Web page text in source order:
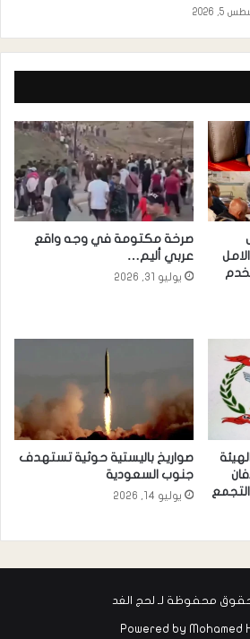
5, 2026
صرخة مكتومة في وجه واقع
عربي أليم…
يوليو 31, 2026
صواريخ باليستية حوثية تستهدف
جنوب السعودية
يوليو 14, 2026
محفوظة لـ لحج الغد
Powered by Mohamed